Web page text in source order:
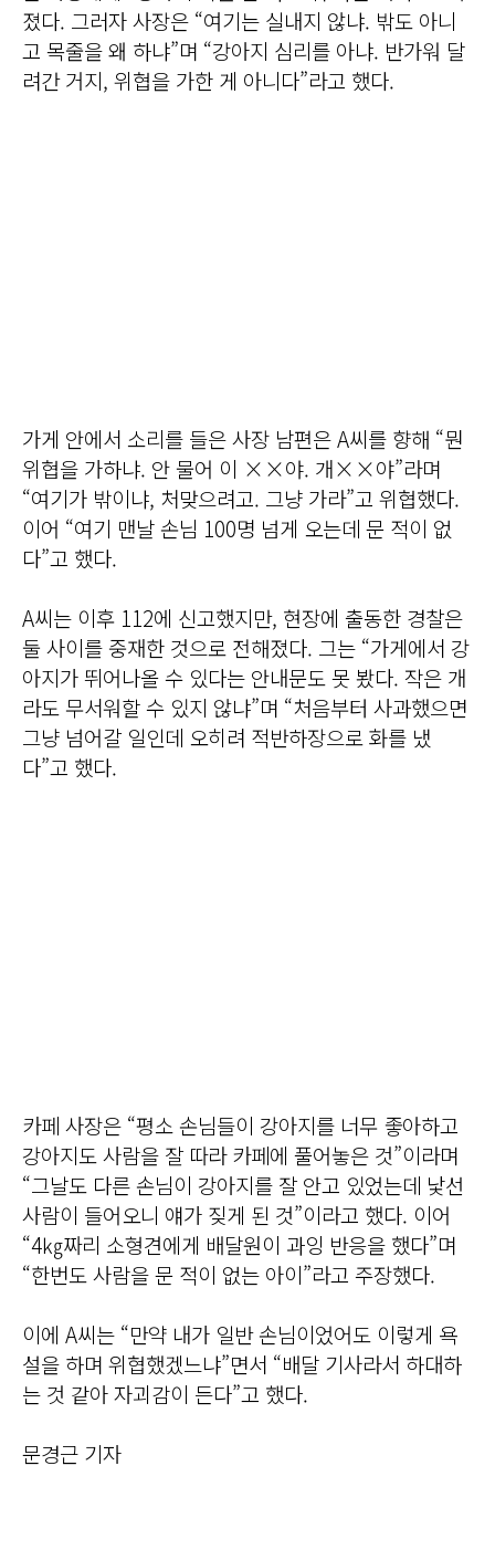
졌다. 그러자 사장은 “여기는 실내지 않냐. 밖도 아니
고 목줄을 왜 하냐”며 “강아지 심리를 아냐. 반가워 달
려간 거지, 위협을 가한 게 아니다”라고 했다.
가게 안에서 소리를 들은 사장 남편은 A씨를 향해 “뭔
위협을 가하냐. 안 물어 이 ××야. 개××야”라며
“여기가 밖이냐, 처맞으려고. 그냥 가라”고 위협했다.
이어 “여기 맨날 손님 100명 넘게 오는데 문 적이 없
다”고 했다.
A씨는 이후 112에 신고했지만, 현장에 출동한 경찰은
둘 사이를 중재한 것으로 전해졌다. 그는 “가게에서 강
아지가 뛰어나올 수 있다는 안내문도 못 봤다. 작은 개
라도 무서워할 수 있지 않냐”며 “처음부터 사과했으면
그냥 넘어갈 일인데 오히려 적반하장으로 화를 냈
다”고 했다.
카페 사장은 “평소 손님들이 강아지를 너무 좋아하고
강아지도 사람을 잘 따라 카페에 풀어놓은 것”이라며
“그날도 다른 손님이 강아지를 잘 안고 있었는데 낯선
사람이 들어오니 얘가 짖게 된 것”이라고 했다. 이어
“4㎏짜리 소형견에게 배달원이 과잉 반응을 했다”며
“한번도 사람을 문 적이 없는 아이”라고 주장했다.
이에 A씨는 “만약 내가 일반 손님이었어도 이렇게 욕
설을 하며 위협했겠느냐”면서 “배달 기사라서 하대하
는 것 같아 자괴감이 든다”고 했다.
문경근 기자